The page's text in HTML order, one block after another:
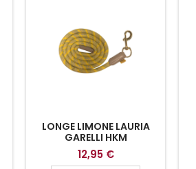
LONGE LIMONE LAURIA
GARELLI HKM
12,95 €